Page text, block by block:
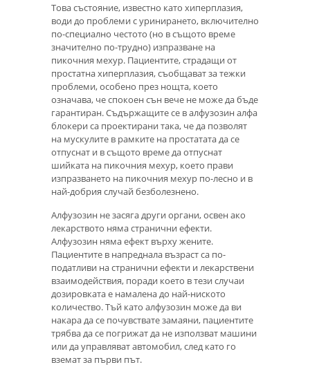
Това състояние, известно като хиперплазия,
води до проблеми с уринирането, включително
по-специално честото (но в същото време
значително по-трудно) изпразване на
пикочния мехур. Пациентите, страдащи от
простатна хиперплазия, съобщават за тежки
проблеми, особено през нощта, което
означава, че спокоен сън вече не може да бъде
гарантиран. Съдържащите се в алфузозин алфа
блокери са проектирани така, че да позволят
на мускулите в рамките на простатата да се
отпуснат и в същото време да отпуснат
шийката на пикочния мехур, което прави
изпразването на пикочния мехур по-лесно и в
най-добрия случай безболезнено.
Алфузозин не засяга други органи, освен ако
лекарството няма странични ефекти.
Алфузозин няма ефект върху жените.
Пациентите в напреднала възраст са по-
податливи на странични ефекти и лекарствени
взаимодействия, поради което в тези случаи
дозировката е намалена до най-ниското
количество. Тъй като алфузозин може да ви
накара да се почувствате замаяни, пациентите
трябва да се погрижат да не използват машини
или да управляват автомобил, след като го
вземат за първи път.